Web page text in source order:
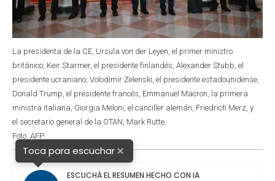
La presidenta de la CE, Ursula von der Leyen, el primer ministro
británico, Keir Starmer, el presidente finlandés, Alexander Stubb, el
presidente ucraniano, Volodimir Zelenski, el presidente estadounidense,
Donald Trump, el presidente francés, Emmanuel Macron, la primera
ministra italiana, Giorgia Meloni, el canciller alemán, Friedrich Merz, y
el secretario general de la OTAN, Mark Rutte.
Foto: AFP
Toca para escuchar×
ESCUCHÁ EL RESUMEN HECHO CON IA